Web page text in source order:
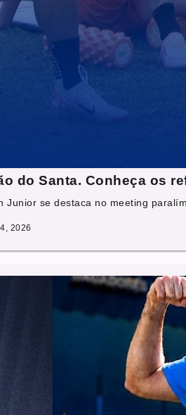
do Santa. Conheça os
Junior se destaca no meeting
2026